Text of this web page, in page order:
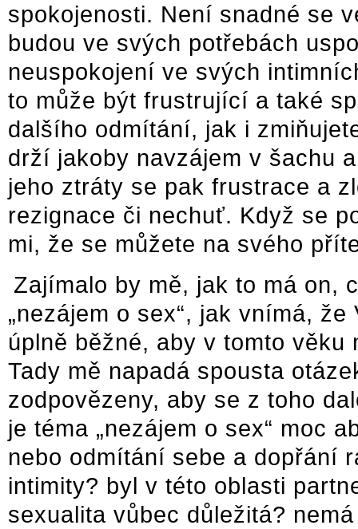
spokojenosti. Není snadné se
budou ve svých potřebách
neuspokojení ve svých
to může být frustrující a také
dalšího odmítání, jak i
drží jakoby navzájem v šachu
jeho ztráty se pak frustrace a
rezignace či nechuť. Když se
mi, že se můžete na svého
Zajímalo by mě, jak to má on,
„nezájem o sex“, jak vnímá,
úplně běžné, aby v tomto
Tady mě napadá spousta
zodpovězeny, aby se z toho
je téma „nezájem o sex“ moc
nebo odmítání sebe a dopřání
intimity? byl v této oblasti
sexualita vůbec důležitá?